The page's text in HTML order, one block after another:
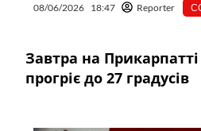
08/06/2026 18:47 Reporter
Завтра на
прогріє до 27 градусів